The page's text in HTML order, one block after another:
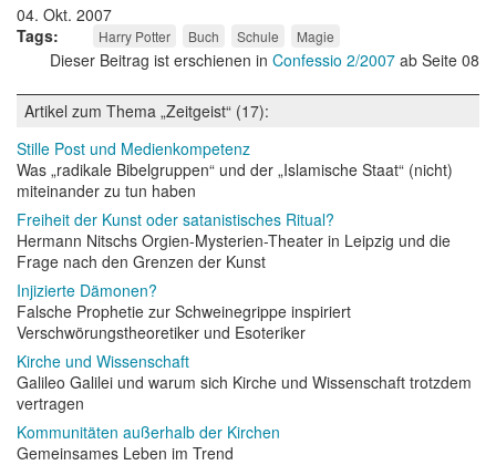
04. Okt. 2007
Tags
Harry Potter Buch Schule Magie
Dieser Beitrag ist erschienen in Confessio 2/2007 ab Seite 08
Artikel zum Thema „Zeitgeist“ (17):
Stille Post und Medienkompetenz
Was „radikale Bibelgruppen“ und der „Islamische Staat“ (nicht)
miteinander zu tun haben
Freiheit der Kunst oder satanistisches Ritual?
Hermann Nitschs Orgien-Mysterien-Theater in Leipzig und die
Frage nach den Grenzen der Kunst
Injizierte Dämonen?
Falsche Prophetie zur Schweinegrippe inspiriert
Verschwörungstheoretiker und Esoteriker
Kirche und Wissenschaft
Galileo Galilei und warum sich Kirche und Wissenschaft trotzdem
vertragen
Kommunitäten außerhalb der Kirchen
Gemeinsames Leben im Trend